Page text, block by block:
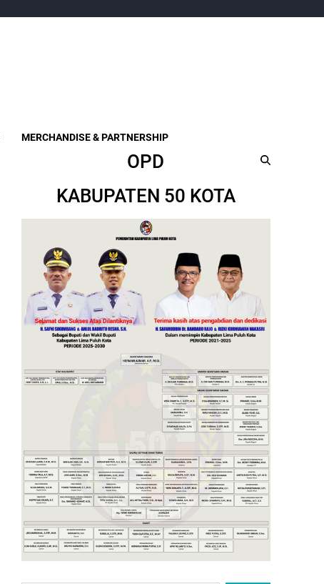
MERCHANDISE & PARTNERSHIP
OPD
KABUPATEN 50 KOTA